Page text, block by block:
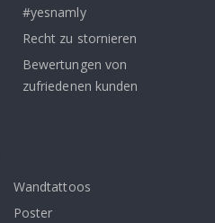
#yesnamly
Recht zu stornieren
Bewertungen von
zufriedenen kunden
Wandtattoos
Poster